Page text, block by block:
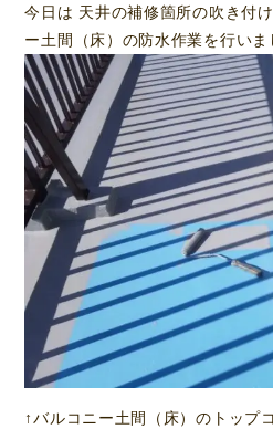
今日は 天井の補修箇所の吹き付
ー土間（床）の防水作業を行いま
↑バルコニー土間（床）のトップ